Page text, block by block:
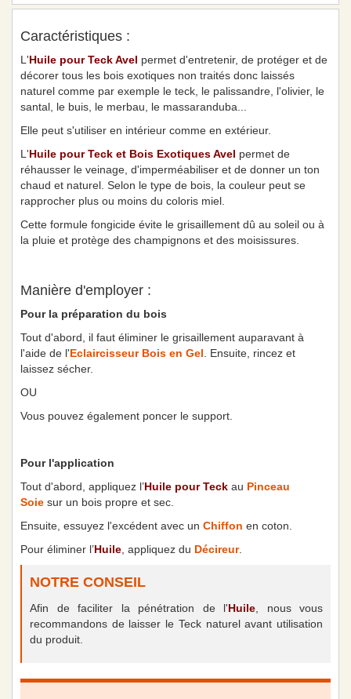
Caractéristiques :
L'Huile pour Teck Avel permet d'entretenir, de protéger et de
décorer tous les bois exotiques non traités donc laissés
naturel comme par exemple le teck, le palissandre, l'olivier, le
santal, le buis, le merbau, le massaranduba...
Elle peut s'utiliser en intérieur comme en extérieur.
L'Huile pour Teck et Bois Exotiques Avel permet de
réhausser le veinage, d'imperméabiliser et de donner un ton
chaud et naturel. Selon le type de bois, la couleur peut se
rapprocher plus ou moins du coloris miel.
Cette formule fongicide évite le grisaillement dû au soleil ou à
la pluie et protège des champignons et des moisissures.
Manière d'employer :
Pour la préparation du bois
Tout d'abord, il faut éliminer le grisaillement auparavant à
l'aide de l'Eclaircisseur Bois en Gel . Ensuite, rincez et
laissez sécher.
OU
Vous pouvez également poncer le support.
Pour l'application
Tout d'abord, appliquez l’Huile pour Teck au Pinceau
Soie sur un bois propre et sec.
Ensuite, essuyez l'excédent avec un Chiffon en coton.
Pour éliminer l’Huile , appliquez du Décireur.
NOTRE CONSEIL
Afin de faciliter la pénétration de l'Huile , nous vous
recommandons de laisser le Teck naturel avant utilisation
du produit.